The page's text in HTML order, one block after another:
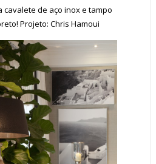
cavalete de aço inox e tampo
Projeto: Chris Hamoui